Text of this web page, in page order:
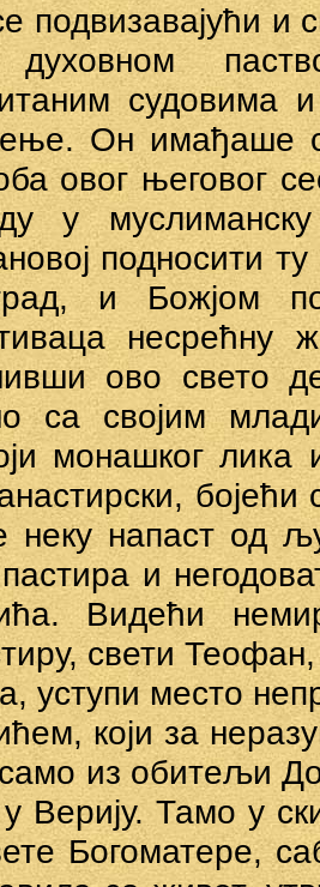
подвизавајући и
духовном
судовима
Он имађаше
овог његовог
у
подносити
и Божјом
несрећну
ово свето
са својим
монашког
бојећи
неку напаст од
и
Видећи
свети
уступи место
који за
из обитељи
Верију. Тамо у
Богоматере,